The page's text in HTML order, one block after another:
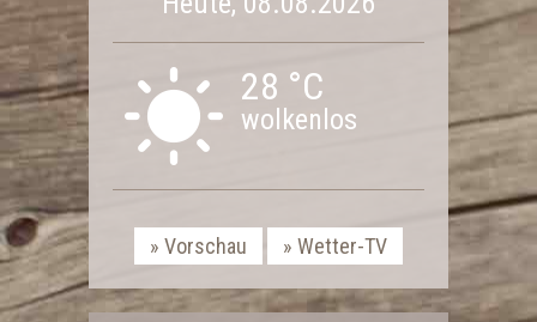
28 °C
wolkenlos
Vorschau Wetter-TV